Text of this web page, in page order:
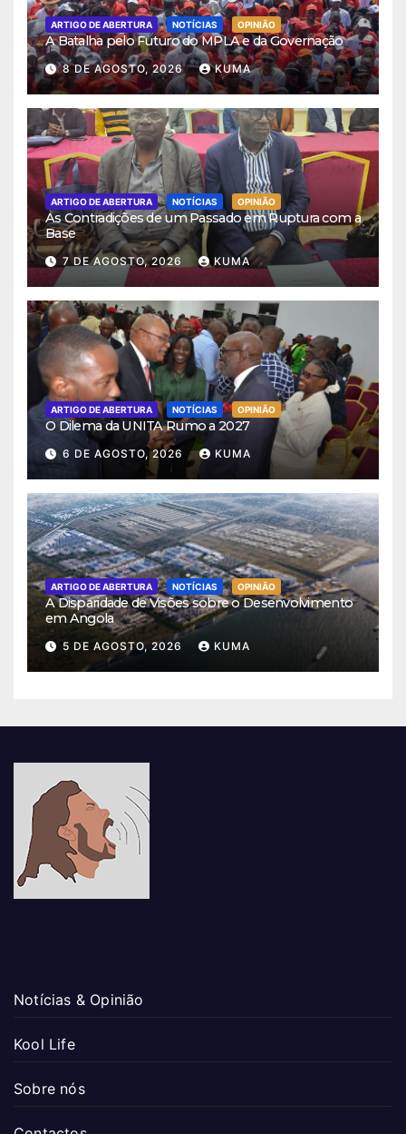
ARTIGO DE ABERTURA NOTÍCIAS OPINIÃO
A Batalha pelo Futuro do MPLA e da Governação
8 DE AGOSTO, 2026 KUMA
ARTIGO DE ABERTURA NOTÍCIAS OPINIÃO
As Contradições de um Passado em Ruptura com a
Base
7 DE AGOSTO, 2026 KUMA
ARTIGO DE ABERTURA NOTÍCIAS OPINIÃO
O Dilema da UNITA Rumo a 2027
6 DE AGOSTO, 2026 KUMA
ARTIGO DE ABERTURA NOTÍCIAS OPINIÃO
A Disparidade de Visões sobre o Desenvolvimento
em Angola
5 DE AGOSTO, 2026 KUMA
Notícias & Opinião
Kool Life
Sobre nós